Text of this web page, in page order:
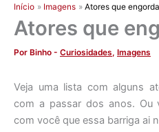
Início Imagens Atores que
Atores que
Por Binho - Curiosidades, Imagens
Veja uma lista com alguns
com a passar dos anos. Ou
com você que essa barriga ai